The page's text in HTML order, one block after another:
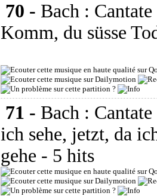
70 - Bach :
Komm, du süsse
71 - Bach :
ich sehe, jetzt, da
gehe - 5 hits